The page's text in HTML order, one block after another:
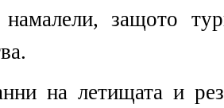
защото
на летищата и